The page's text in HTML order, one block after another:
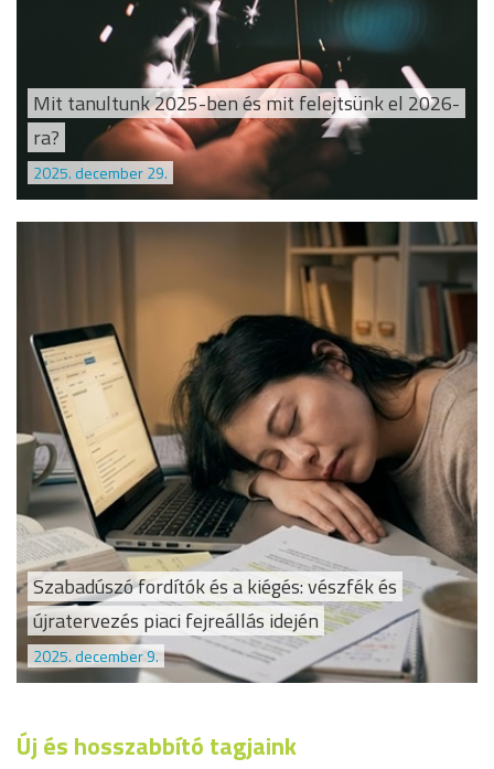
Mit tanultunk 2025-ben és mit felejtsünk el 2026-
ra?
2025. december 29.
Szabadúszó fordítók és a kiégés: vészfék és
újratervezés piaci fejreállás idején
2025. december 9.
Új és hosszabbító tagjaink